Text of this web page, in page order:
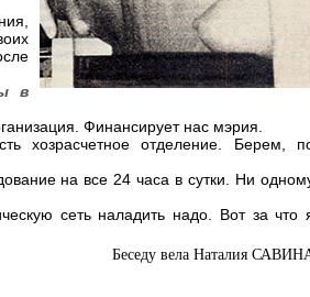
в
Финансирует нас мэрия.
хозрасчетное отделение. Берем,
на все 24 часа в сутки. Ни
сеть наладить надо. Вот за что
Беседу вела Наталия